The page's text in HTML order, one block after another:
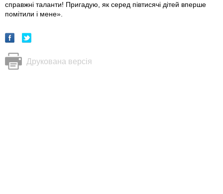
справжні таланти! Пригадую, як серед півтисячі дітей вперше
помітили і мене».
Друкована версія